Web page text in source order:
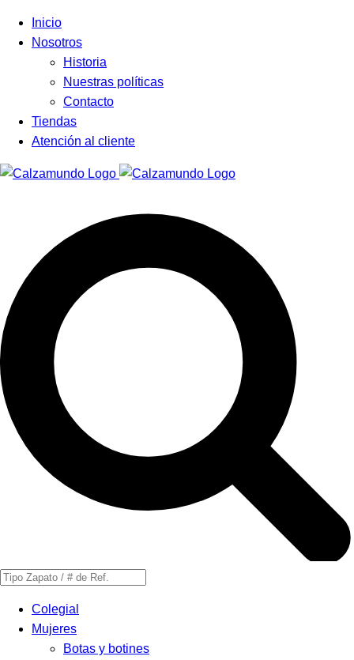
Facebook
Instagram
Tiktok
Inicio
Nosotros
Historia
Nuestras políticas
Contacto
Tiendas
Atención al cliente
Búsqueda
productosColegial
Mujeres
Botas y botines